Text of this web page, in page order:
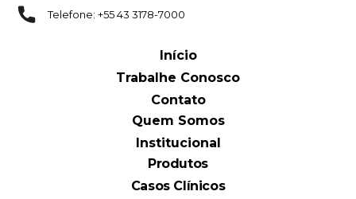
Telefone: +55 43 3178-7000
Início
Trabalhe Conosco
Contato
Quem Somos
Institucional
Produtos
Casos Clínicos